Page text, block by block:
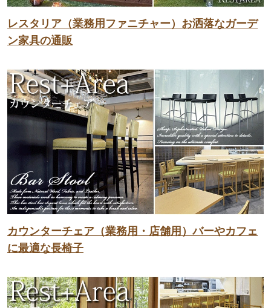
レスタリア（業務用ファニチャー）お洒落なガーデ
ン家具の通販
カウンターチェア（業務用・店舗用）バーやカフェ
に最適な長椅子